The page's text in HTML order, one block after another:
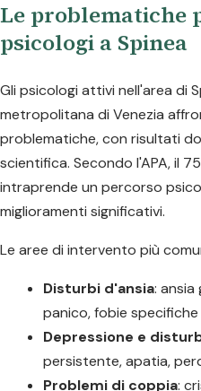
Le problematiche
psicologi a Spinea
Gli psicologi attivi nell'area di
metropolitana di Venezia
problematiche, con risultati
scientifica. Secondo l'APA, il
intraprende un percorso
miglioramenti significativi.
Le aree di intervento più
Disturbi d'ansia:
panico, fobie specifiche
Depressione e
persistente, apatia,
Problemi di coppia: